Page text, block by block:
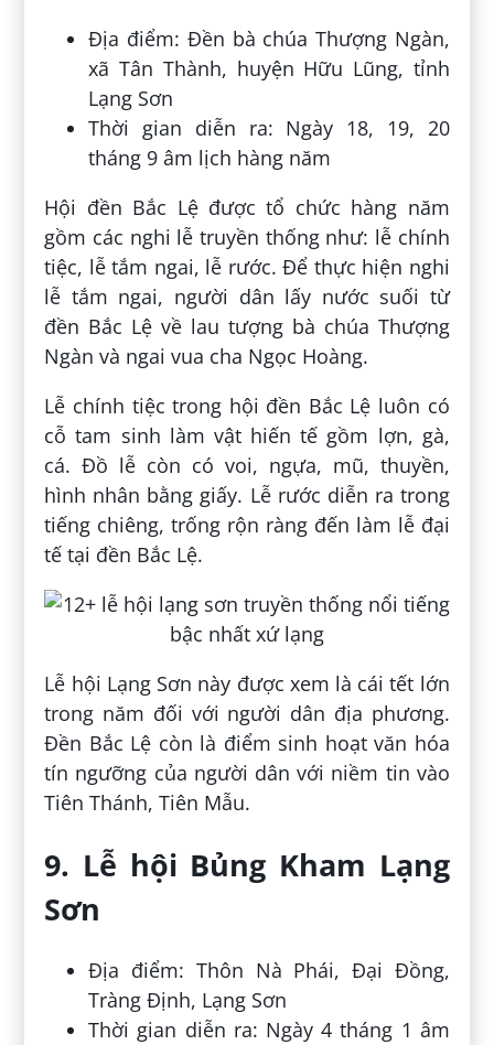
Địa điểm: Đền bà chúa Thượng Ngàn,
xã Tân Thành, huyện Hữu Lũng, tỉnh
Lạng Sơn
Thời gian diễn ra: Ngày 18, 19, 20
tháng 9 âm lịch hàng năm
Hội đền Bắc Lệ được tổ chức hàng năm
gồm các nghi lễ truyền thống như: lễ chính
tiệc, lễ tắm ngai, lễ rước. Để thực hiện nghi
lễ tắm ngai, người dân lấy nước suối từ
đền Bắc Lệ về lau tượng bà chúa Thượng
Ngàn và ngai vua cha Ngọc Hoàng.
Lễ chính tiệc trong hội đền Bắc Lệ luôn có
cỗ tam sinh làm vật hiến tế gồm lợn, gà,
cá. Đồ lễ còn có voi, ngựa, mũ, thuyền,
hình nhân bằng giấy. Lễ rước diễn ra trong
tiếng chiêng, trống rộn ràng đến làm lễ đại
tế tại đền Bắc Lệ.
Lễ hội Lạng Sơn này được xem là cái tết lớn
trong năm đối với người dân địa phương.
Đền Bắc Lệ còn là điểm sinh hoạt văn hóa
tín ngưỡng của người dân với niềm tin vào
Tiên Thánh, Tiên Mẫu.
9. Lễ hội Bủng Kham Lạng
Sơn
Địa điểm: Thôn Nà Phái, Đại Đồng,
Tràng Định, Lạng Sơn
Thời gian diễn ra: Ngày 4 tháng 1 âm